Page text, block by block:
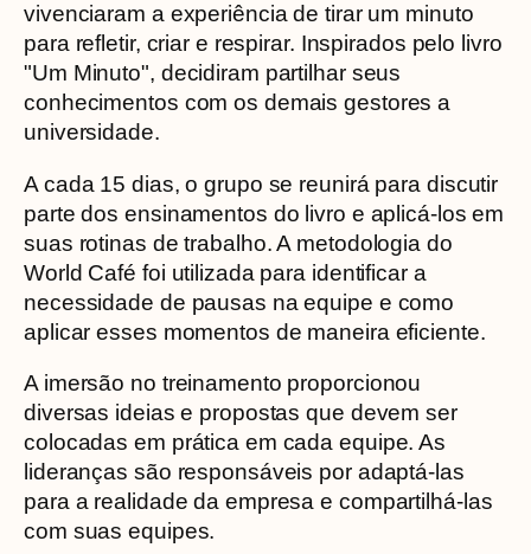
vivenciaram a experiência de tirar um minuto
para refletir, criar e respirar. Inspirados pelo livro
"Um Minuto", decidiram partilhar seus
conhecimentos com os demais gestores a
universidade.
A cada 15 dias, o grupo se reunirá para discutir
parte dos ensinamentos do livro e aplicá-los em
suas rotinas de trabalho. A metodologia do
World Café foi utilizada para identificar a
necessidade de pausas na equipe e como
aplicar esses momentos de maneira eficiente.
A imersão no treinamento proporcionou
diversas ideias e propostas que devem ser
colocadas em prática em cada equipe. As
lideranças são responsáveis por adaptá-las
para a realidade da empresa e compartilhá-las
com suas equipes.